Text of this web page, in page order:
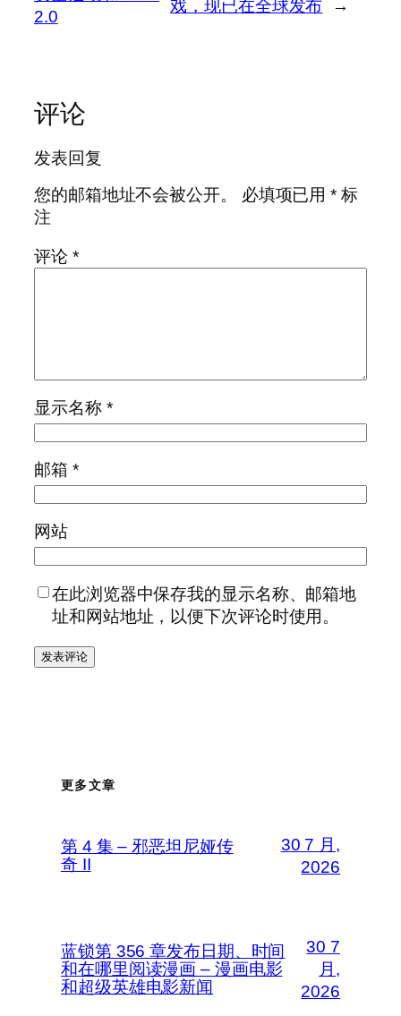
2.0
戏，现已在全球发布 →
评论
发表回复
您的邮箱地址不会被公开。
必填项已用* 标
注
评论 *
显示名称 *
邮箱 *
网站
在此浏览器中保存我的显示名称、邮箱地
址和网站地址，以便下次评论时使用。
更多文章
第 4 集 – 邪恶坦尼娅传
奇 II
30 7 月,
2026
蓝锁第 356 章发布日期、时间
和在哪里阅读漫画 – 漫画电影
和超级英雄电影新闻
30 7
月,
2026